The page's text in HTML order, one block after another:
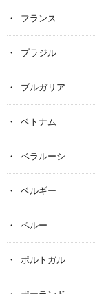
フランス
ブラジル
ブルガリア
ベトナム
ベラルーシ
ベルギー
ペルー
ポルトガル